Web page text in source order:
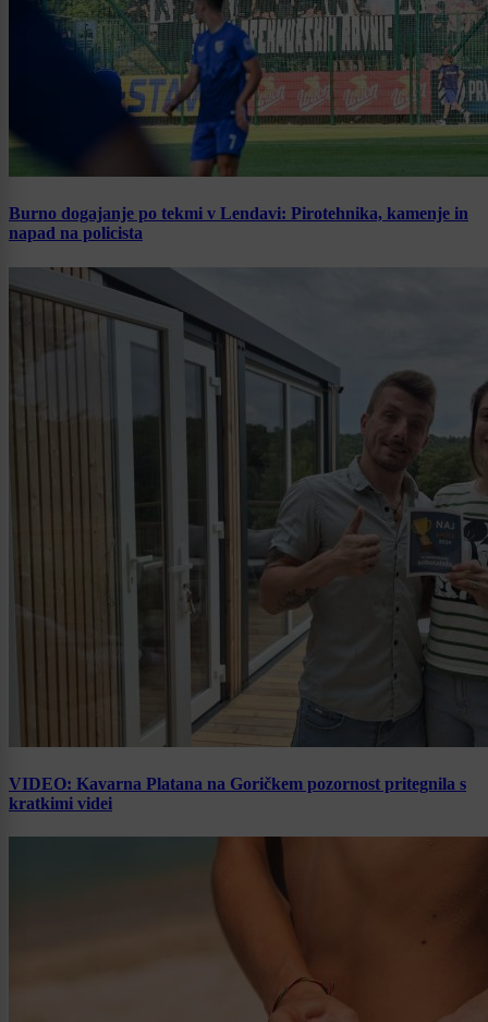
Burno dogajanje po tekmi v Lendavi: Pirotehnika, kamenje in
napad na policista
VIDEO: Kavarna Platana na Goričkem pozornost pritegnila s
kratkimi videi